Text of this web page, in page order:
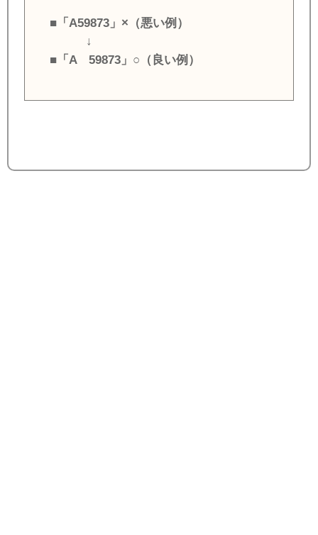
■「A59873」×（悪い例）
↓
■「A 59873」○（良い例）